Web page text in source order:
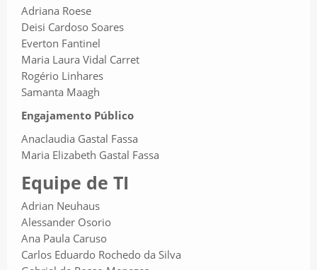
Adriana Roese
Deisi Cardoso Soares
Everton Fantinel
Maria Laura Vidal Carret
Rogério Linhares
Samanta Maagh
Engajamento Público
Anaclaudia Gastal Fassa
Maria Elizabeth Gastal Fassa
Equipe de TI
Adrian Neuhaus
Alessander Osorio
Ana Paula Caruso
Carlos Eduardo Rochedo da Silva